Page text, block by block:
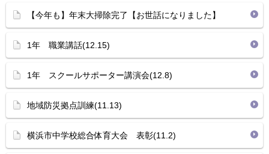
【今年も】年末大掃除完了【お世話になりました】
1年 職業講話(12.15)
1年 スクールサポーター講演会(12.8)
地域防災拠点訓練(11.13)
横浜市中学校総合体育大会 表彰(11.2)